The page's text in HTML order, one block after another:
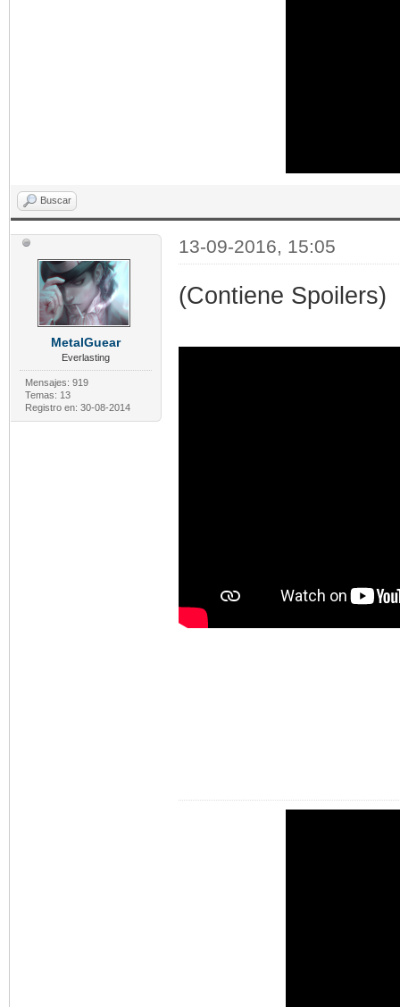
Buscar
MetalGuear
Everlasting
Mensajes: 919
Temas: 13
Registro en: 30-08-2014
13-09-2016, 15:05
(Contiene Spoilers)